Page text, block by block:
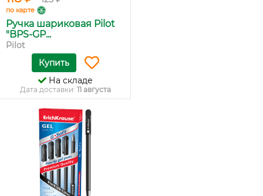
по карте
Ручка шариковая Pilot
"BPS-GP...
Pilot
Купить
На складе
Дата доставки: 11 августа